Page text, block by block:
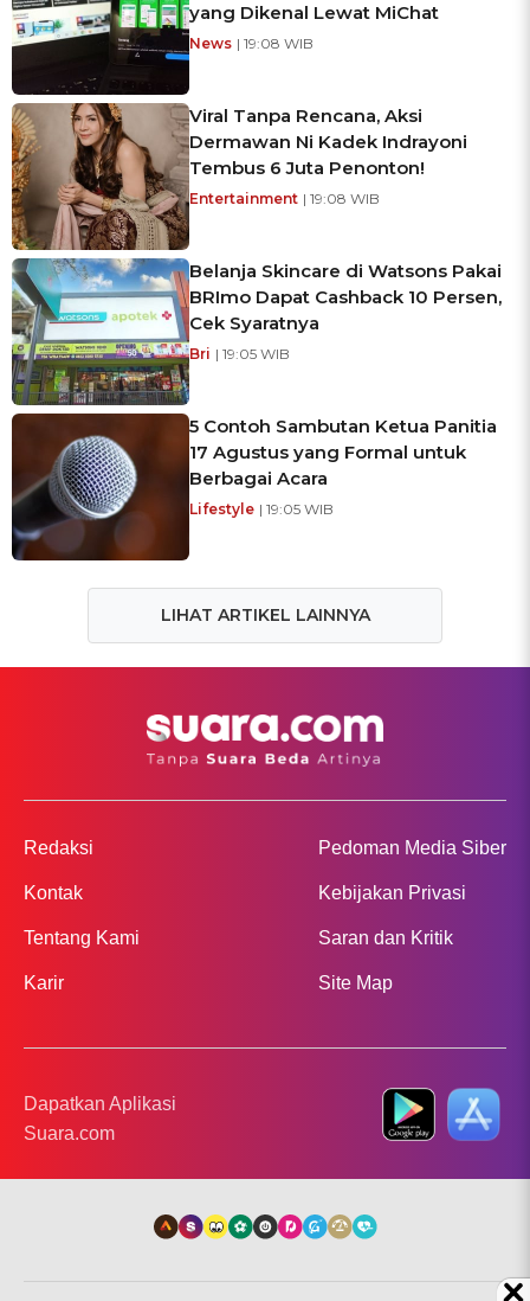
yang Dikenal Lewat MiChat
News | 19:08 WIB
Viral Tanpa Rencana, Aksi
Dermawan Ni Kadek Indrayoni
Tembus 6 Juta Penonton!
Entertainment | 19:08 WIB
Belanja Skincare di Watsons Pakai
BRImo Dapat Cashback 10 Persen,
Cek Syaratnya
Bri | 19:05 WIB
5 Contoh Sambutan Ketua Panitia
17 Agustus yang Formal untuk
Berbagai Acara
Lifestyle | 19:05 WIB
LIHAT ARTIKEL LAINNYA
Redaksi
Kontak
Tentang Kami
Karir
Pedoman Media Siber
Kebijakan Privasi
Saran dan Kritik
Site Map
Dapatkan Aplikasi
Suara.com